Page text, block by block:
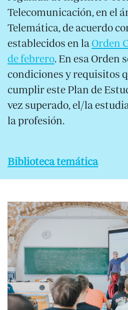
Telecomunicación, en el
Telemática, de acuerdo
establecidos en laOrden
de febrero. En esa Orden
condiciones y requisitos
cumplir este Plan de
vez superado, el/la
la profesión.
Biblioteca temática